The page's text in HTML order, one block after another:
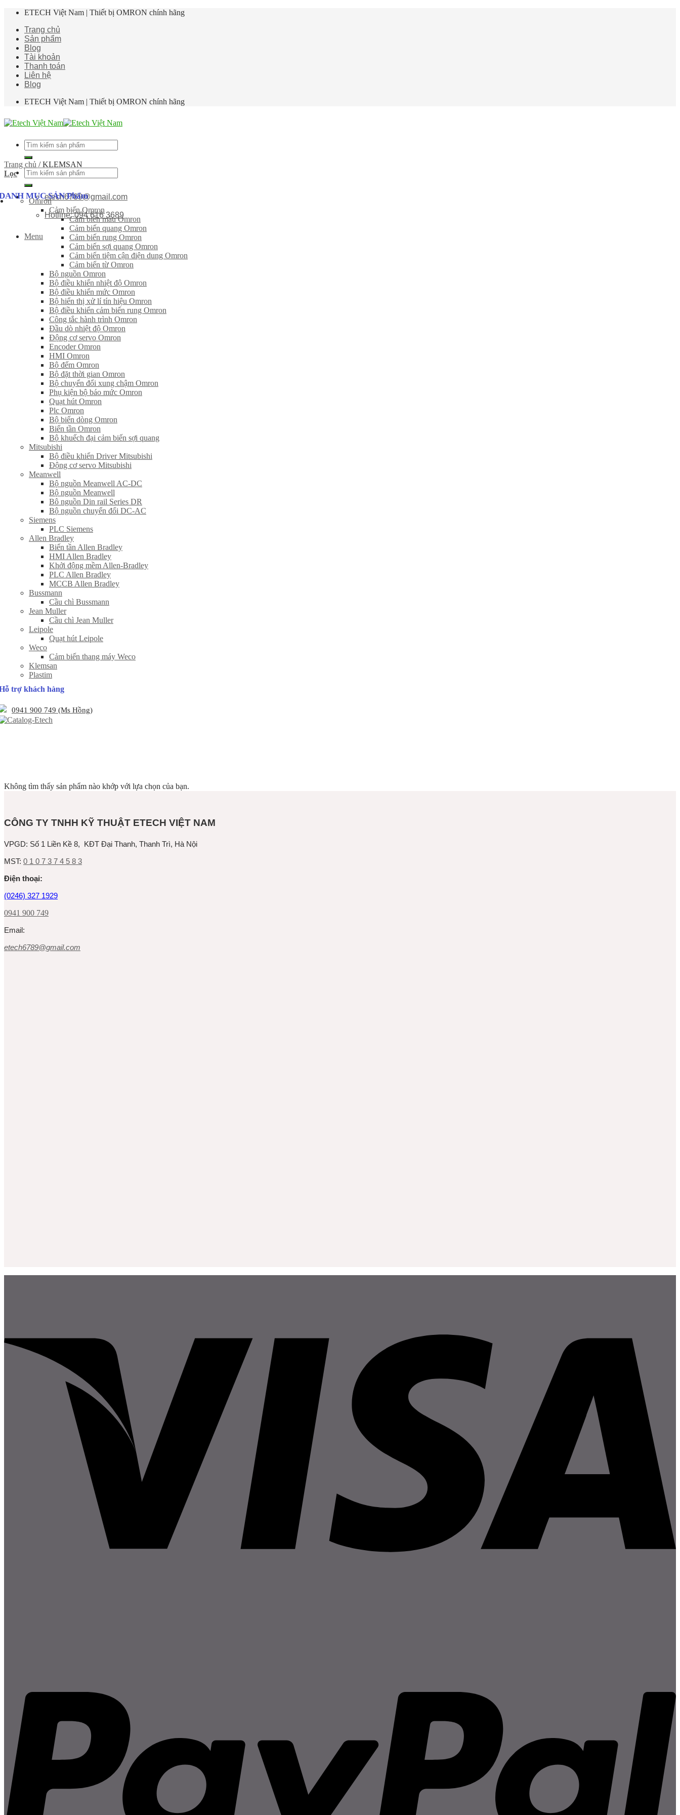
Skip
content
ETECH Việt Nam | Thiết bị OMRON chính hãng
Trang chủ
Sản phẩm
Blog
Tài khoản
Thanh toán
Liên hệ
Blog
ETECH Việt Nam | Thiết bị OMRON chính hãng
Tìm
kiếm:
Tìm
kiếm:
etech6789@gmail.com
Hotline: 094 616 3689
Menu
Trang chủ /KLEMSAN
Lọc
MỤC SẢN Phẩm
Omron
Cảm biến Omron
Cảm biến màu Omron
Cảm biến quang Omron
Cảm biến rung Omron
Cảm biến sợi quang Omron
Cảm biến tiệm cận điện dung Omron
Cảm biến từ Omron
Bộ nguồn Omron
Bộ điều khiển nhiệt độ Omron
Bộ điều khiển mức Omron
Bộ hiển thị xử lí tín hiệu Omron
Bộ điều khiển cảm biến rung Omron
Công tắc hành trình Omron
Đầu dò nhiệt độ Omron
Động cơ servo Omron
Encoder Omron
HMI Omron
Bộ đếm Omron
Bộ đặt thời gian Omron
Bộ chuyển đổi xung chậm Omron
Phụ kiện bộ báo mức Omron
Quạt hút Omron
Plc Omron
Bộ biến dòng Omron
Biến tần Omron
Bộ khuếch đại cảm biến sợi quang
Mitsubishi
Bộ điều khiển Driver Mitsubishi
Động cơ servo Mitsubishi
Meanwell
Bộ nguồn Meanwell AC-DC
Bộ nguồn Meanwell
Bô nguồn Din rail Series DR
Bộ nguồn chuyển đổi DC-AC
Siemens
PLC Siemens
Allen Bradley
Biến tần Allen Bradley
HMI Allen Bradley
Khởi động mềm Allen-Bradley
PLC Allen Bradley
MCCB Allen Bradley
Bussmann
Cầu chì Bussmann
Jean Muller
Cầu chì Jean Muller
Leipole
Quạt hút Leipole
Weco
Cảm biến thang máy Weco
Klemsan
Plastim
trợ khách hàng
0941 900 749 (Ms Hồng)
Không tìm thấy sản phẩm nào khớp với lựa chọn của bạn.
CÔNG TY TNHH KỸ THUẬT ETECH VIỆT NAM
VPGD: Số 1 Liền Kề 8, KĐT Đại Thanh, Thanh Trì, Hà Nội
MST: 0 1 0 7 3 7 4 5 8 3
Ðiện thoại:
(0246) 327 1929
0941 900 749
Email:
etech6789@gmail.com